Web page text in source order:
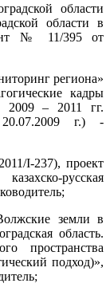
области
области в
№ 11/395 от
региона»
кадры
2009 – 2011 гг.
г.) -
I-237), проект
русская
земли в
область.
пространства
подход)»,